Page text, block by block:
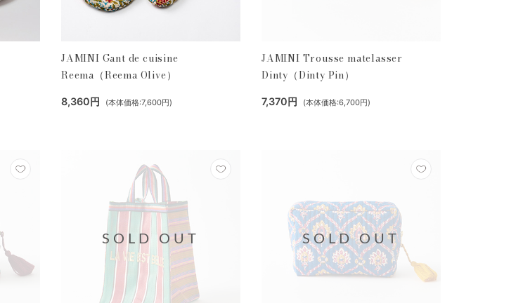
JAMINI Gant de cuisine
Reema（Reema Olive）
8,360円 (本体価格:7,600円)
JAMINI Trousse matelasser
Dinty（Dinty Pin）
7,370円 (本体価格:6,700円)
SOLD OUT SOLD OUT